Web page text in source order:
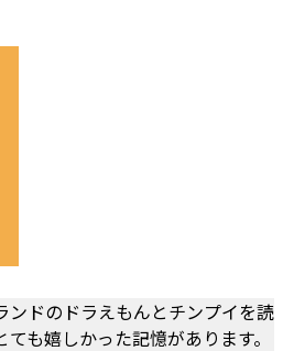
ンドのドラえもんとチンプイを読
も嬉しかった記憶があります。